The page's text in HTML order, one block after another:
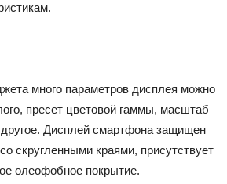
много параметров дисплея можно
пресет цветовой гаммы, масштаб
Дисплей смартфона защищен
скругленными краями, присутствует
олеофобное покрытие.